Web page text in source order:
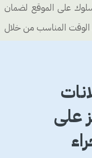
على الموقع لضمان
الوقت المناسب من خلال
على